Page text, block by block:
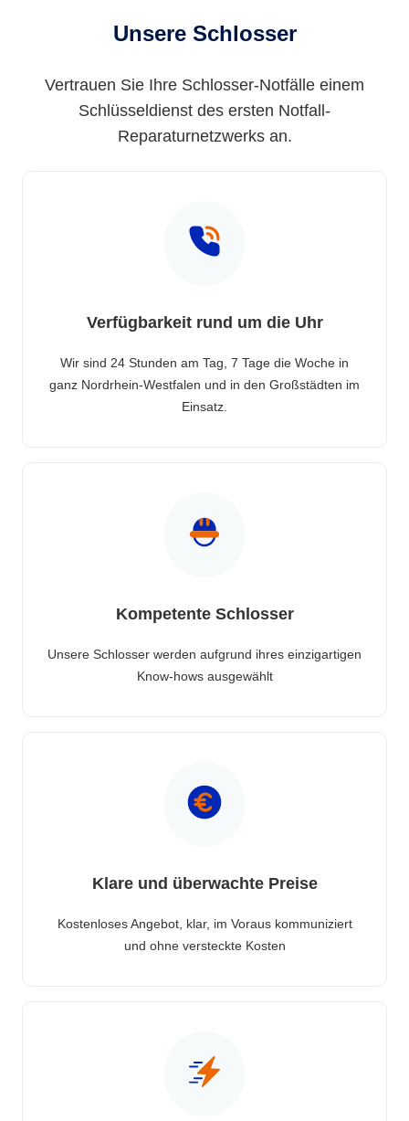
Unsere Schlosser
Vertrauen Sie Ihre Schlosser-Notfälle einem
Schlüsseldienst des ersten Notfall-
Reparaturnetzwerks an.
Verfügbarkeit rund um die Uhr
Wir sind 24 Stunden am Tag, 7 Tage die Woche in
ganz Nordrhein-Westfalen und in den Großstädten im
Einsatz.
Kompetente Schlosser
Unsere Schlosser werden aufgrund ihres einzigartigen
Know-hows ausgewählt
Klare und überwachte Preise
Kostenloses Angebot, klar, im Voraus kommuniziert
und ohne versteckte Kosten